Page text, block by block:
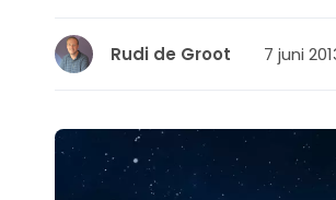
Rudi de Groot 7 juni